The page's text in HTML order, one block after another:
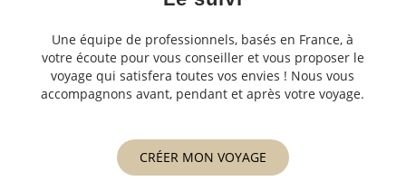
Une équipe de professionnels, basés en France, à
votre écoute pour vous conseiller et vous proposer le
voyage qui satisfera toutes vos envies ! Nous vous
accompagnons avant, pendant et après votre voyage.
CRÉER MON VOYAGE